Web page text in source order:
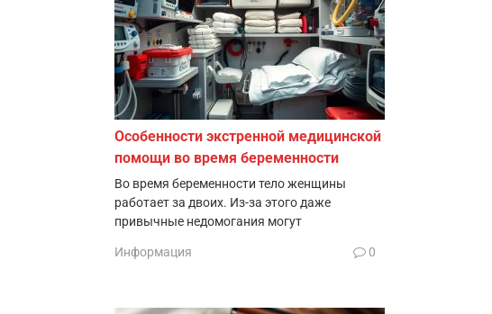
Особенности экстренной медицинской
помощи во время беременности
Во время беременности тело женщины
работает за двоих. Из-за этого даже
привычные недомогания могут
Информация 0